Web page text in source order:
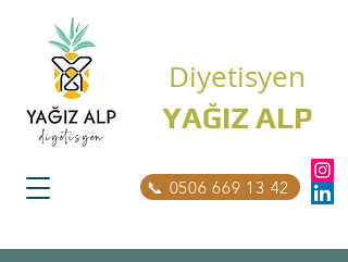
Diyetisyen
YAĞIZ ALP
📞 0506 669 13 42